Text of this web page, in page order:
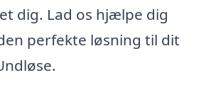
dig. Lad os hjælpe dig
perfekte løsning til dit